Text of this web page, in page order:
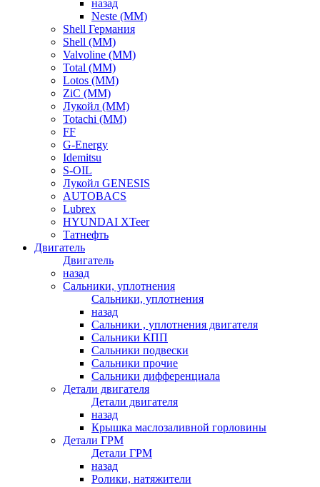
назад
Neste (ММ)
Shell Германия
Shell (ММ)
Valvoline (ММ)
Total (ММ)
Lotos (ММ)
ZiC (ММ)
Лукойл (ММ)
Totachi (MM)
FF
G-Energy
Idemitsu
S-OIL
Лукойл GENESIS
AUTOBACS
Lubrex
HYUNDAI XTeer
Татнефть
Двигатель
Двигатель
назад
Сальники, уплотнения
Сальники, уплотнения
назад
Сальники , уплотнения двигателя
Сальники КПП
Сальники подвески
Сальники прочие
Сальники дифференциала
Детали двигателя
Детали двигателя
назад
Крышка маслозаливной горловины
Детали ГРМ
Детали ГРМ
назад
Ролики, натяжители